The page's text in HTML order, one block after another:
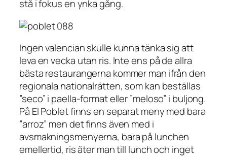
stå i fokus en ynka gång.
Ingen valencian skulle kunna tänka sig att
leva en vecka utan ris. Inte ens på de allra
bästa restaurangerna kommer man ifrån den
regionala nationalrätten, som kan beställas
”seco” i paella-format eller ”meloso” i buljong.
På El Poblet finns en separat meny med bara
”arroz” men det finns även med i
avsmakningsmenyerna, bara på lunchen
emellertid, ris äter man till lunch och inget